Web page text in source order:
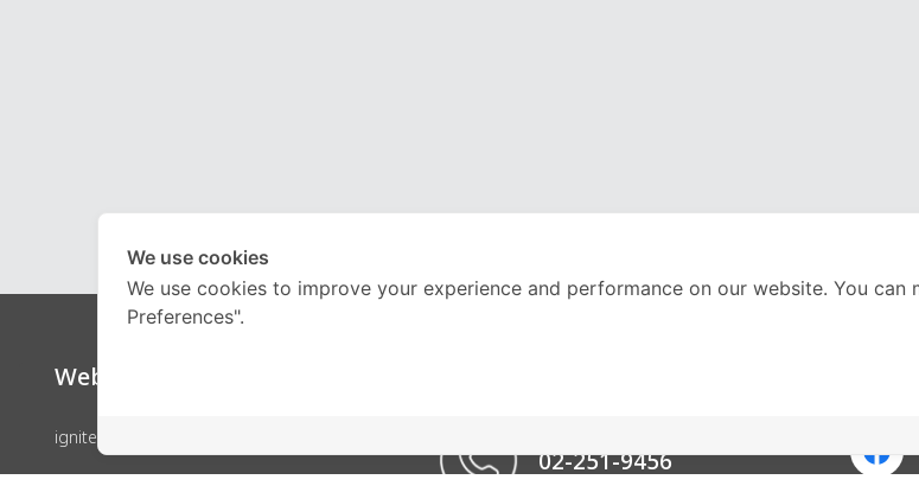
Website
ignite by OnDemand
02-251-9456
We use cookies
We use cookies to improve your experience and performance on our website. You
Preferences".